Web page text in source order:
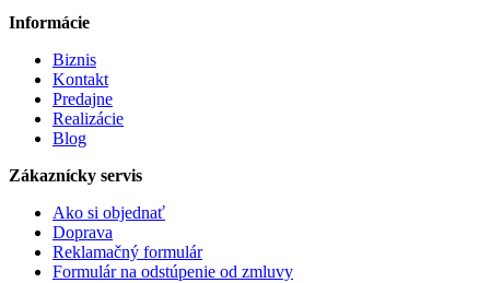
Informácie
Biznis
Kontakt
Predajne
Realizácie
Blog
Zákaznícky servis
Ako si objednať
Doprava
Reklamačný formulár
Formulár na odstúpenie od zmluvy